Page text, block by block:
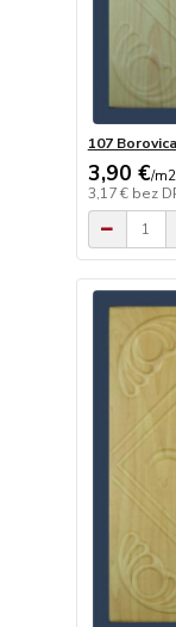
107 Borovica
3,90 €/m2
3,17 € bez